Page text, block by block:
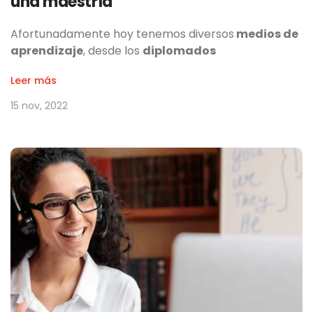
Afortunadamente hoy tenemos diversos medios de
aprendizaje, desde los diplomados
Leer más
15 nov, 2022